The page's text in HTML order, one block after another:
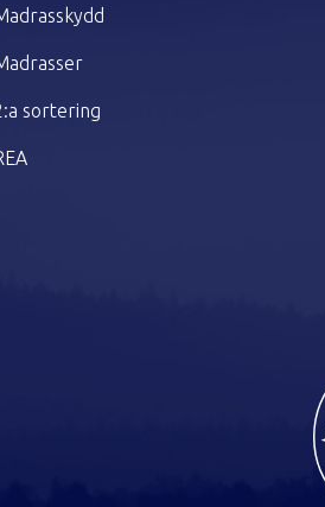
sortering